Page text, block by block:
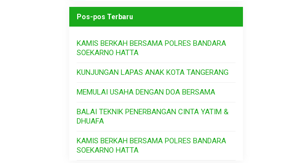
Pos-pos Terbaru
KAMIS BERKAH BERSAMA POLRES BANDARA
SOEKARNO HATTA
KUNJUNGAN LAPAS ANAK KOTA TANGERANG
MEMULAI USAHA DENGAN DOA BERSAMA
BALAI TEKNIK PENERBANGAN CINTA YATIM &
DHUAFA
KAMIS BERKAH BERSAMA POLRES BANDARA
SOEKARNO HATTA